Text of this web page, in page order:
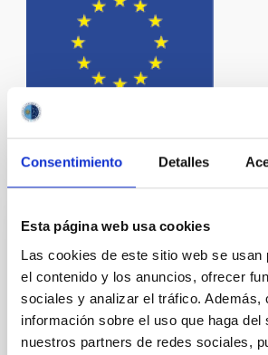
Consentimiento Detalles
Esta página web usa cookies
Las cookies de este sitio web se usan
el contenido y los anuncios, ofrecer
sociales y analizar el tráfico. Además,
información sobre el uso que haga del
nuestros partners de redes sociales,
Te puede interesar
PI2FA - Partial Ionisation: Two-
Approach
Pi2FA se dirige al desarrollo de
investigar el magnetismo en las
atmósfera solar, la cromosfera. El